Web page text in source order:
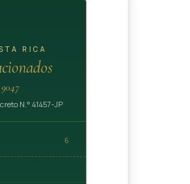
RICA
N.° 41457-JP
6